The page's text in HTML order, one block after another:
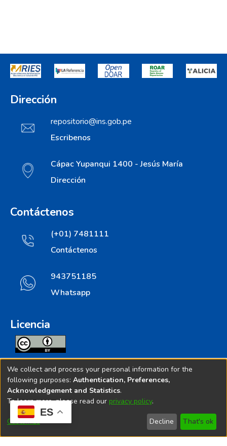
ES
Dirección
repositorio@ins.gob.pe
Escribenos
Cápac Yupanqui 1400 - Jesús María
Dirección
Contáctenos
(+01) 7481111
Contáctenos
943751185
Whatsapp
Licencia
Todos los contenidos de repositorio.ins.gob.pe estan
licenciados bajo
Creative Commoms License
© 2025. Instituto Nacional de Salud - Implementado por
We collect and process your personal information for the
following purposes: Authentication, Preferences,
Acknowledgement and Statistics.
To learn more, please read our privacy policy.
Customize Decline That's ok